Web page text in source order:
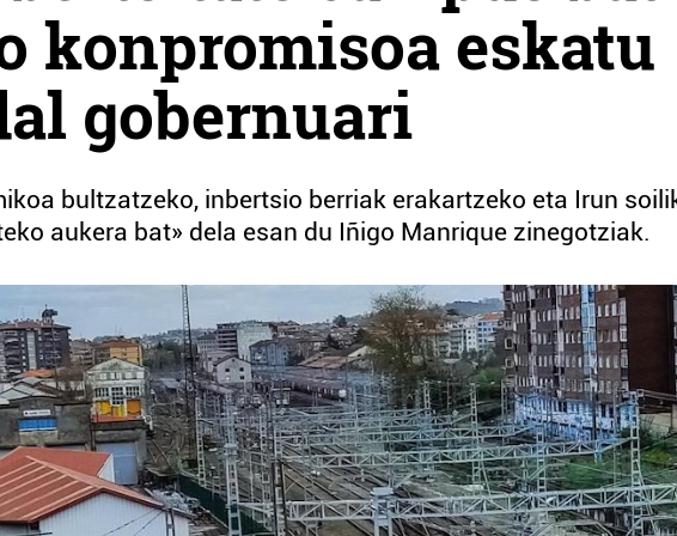
konpromisoa eskatu
gobernuari
bultzatzeko, inbertsio berriak erakartzeko eta Irun
aukera bat» dela esan du Iñigo Manrique zinegotziak.